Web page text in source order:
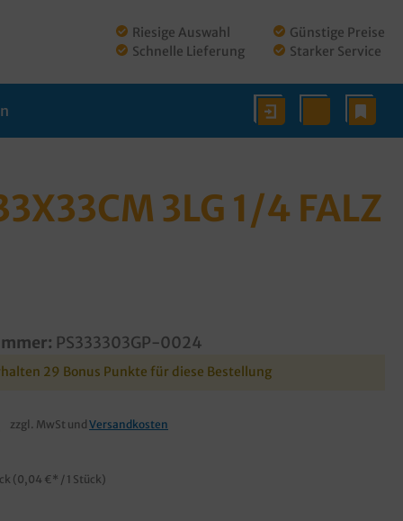
Riesige Auswahl
Schnelle Lieferung
Günstige Preise
Starker Service
3LG 1/4 FALZ
PS333303GP-0024
29 Bonus Punkte für diese Bestellung
zzgl. MwSt und Versandkosten
(0,04 €* / 1 Stück)